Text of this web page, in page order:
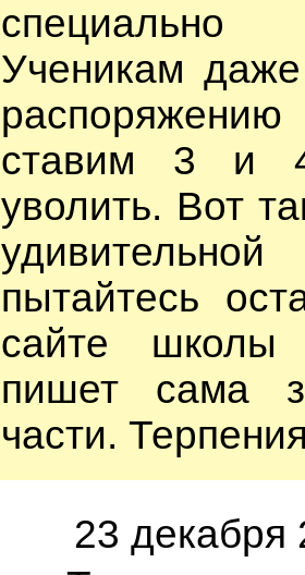
Ученикам
ставим 3 и
уволить. Вот
пытайтесь
сайте
пишет сама
части.
23 декабря